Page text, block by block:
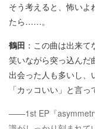
そう考えると、怖いよ
たら……。
鶴田 ：この曲は出来
笑いながら突っ込ん
出会った人も多いし、
「カッコいい」と言
——1st EP『